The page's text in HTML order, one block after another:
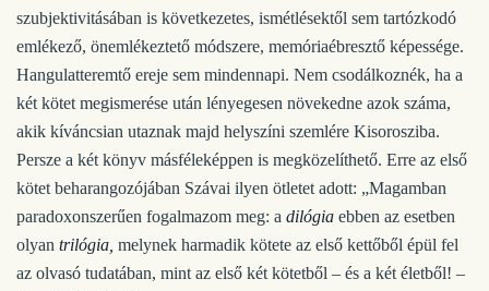
szubjektivitásában is következetes, ismétlésektől sem tartózkodó
emlékező, önemlékeztető módszere, memóriaébresztő képessége.
Hangulatteremtő ereje sem mindennapi. Nem csodálkoznék, ha a
két kötet megismerése után lényegesen növekedne azok száma,
akik kíváncsian utaznak majd helyszíni szemlére Kisorosziba.
Persze a két könyv másféleképpen is megközelíthető. Erre az első
kötet beharangozójában Szávai ilyen ötletet adott: „Magamban
paradoxonszerűen fogalmazom meg: a dilógia ebben az esetben
olyan trilógia, melynek harmadik kötete az első kettőből épül fel
az olvasó tudatában, mint az első két kötetből – és a két életből! –